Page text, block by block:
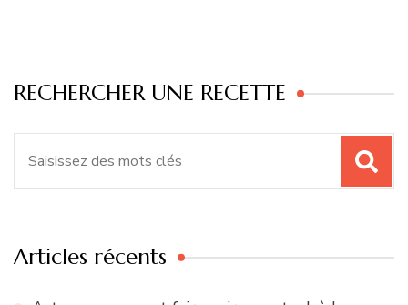
RECHERCHER UNE RECETTE
Articles récents